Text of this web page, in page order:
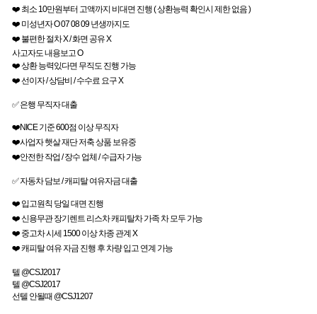
❤️ 최소 10만원부터 고액까지 비대면 진행 ( 상환능력 확인시 제한 없음 )
❤️ 미성년자 O 07 08 09 년생까지도
❤️ 불편한 절차 X / 화면 공유 X
사고자도 내용보고 O
❤️ 상환 능력있다면 무직도 진행 가능
❤️ 선이자 / 상담비 / 수수료 요구 X
✅ 은행 무직자 대출
❤️NICE 기준 600점 이상 무직자
❤️사업자 햇살 재단 저축 상품 보유중
❤️안전한 작업 / 장수 업체 / 수급자 가능
✅ 자동차 담보 / 캐피탈 여유자금 대출
❤️ 입고원칙 당일 대면 진행
❤️ 신용무관 장기렌트 리스차 캐피탈차 가족 차 모두 가능
❤️ 중고차 시세 1500 이상 차종 관계 X
❤️ 캐피탈 여유 자금 진행 후 차량 입고 연계 가능
텔 @CSJ2017
텔 @CSJ2017
선텔 안될때 @CSJ1207